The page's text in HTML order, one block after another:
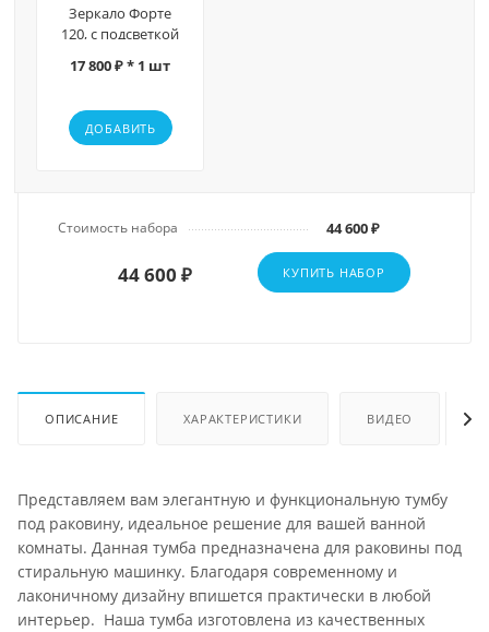
Зеркало Форте
120, с подсветкой
17 800 ₽ * 1 шт
ДОБАВИТЬ
Стоимость набора 44 600 ₽
44 600 ₽ КУПИТЬ НАБОР
ОПИСАНИЕ ХАРАКТЕРИСТИКИ ВИДЕО
Представляем вам элегантную и функциональную тумбу
под раковину, идеальное решение для вашей ванной
комнаты. Данная тумба предназначена для раковины под
стиральную машинку. Благодаря современному и
лаконичному дизайну впишется практически в любой
интерьер. Наша тумба изготовлена из качественных